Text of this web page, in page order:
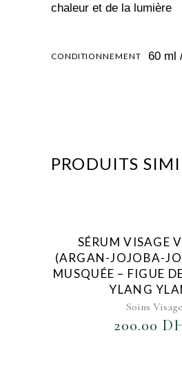
chaleur et de la lumière
CONDITIONNEMENT 60 ml
PRODUITS
SÉRUM VISAGE
(ARGAN-JOJOBA-
MUSQUÉE – FIGUE
YLANG
Soins Visage
200.00